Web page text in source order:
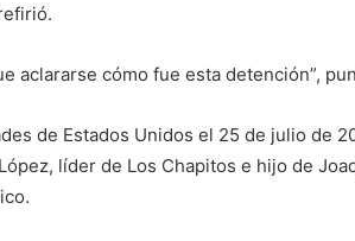
aclararse cómo fue esta detención”,
de Estados Unidos el 25 de julio de
líder de Los Chapitos e hijo de